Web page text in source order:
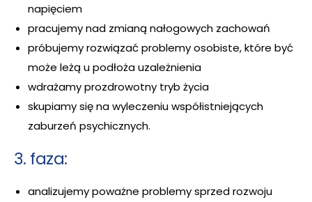
napięciem
pracujemy nad zmianą nałogowych zachowań
próbujemy rozwiązać problemy osobiste, które być
może leżą u podłoża uzależnienia
wdrażamy prozdrowotny tryb życia
skupiamy się na wyleczeniu współistniejących
zaburzeń psychicznych.
3. faza:
analizujemy poważne problemy sprzed rozwoju